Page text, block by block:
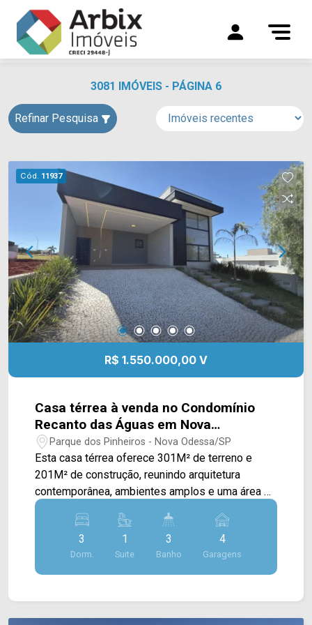
3081 IMÓVEIS - PÁGINA 6
Refinar Pesquisa
Cód. 11937
R$ 1.550.000,00 V
Casa térrea à venda no Condomínio
Recanto das Águas em Nova
Odessa/SP
Parque dos Pinheiros - Nova Odessa/SP
Esta casa térrea oferece 301M² de terreno e
201M² de construção, reunindo arquitetura
contemporânea, ambientes amplos e uma área de
lazer completa, proporcionando conforto,
sofisticação e qualidade de vida em um
condomínio de alto padrão. A área social conta
com ampla sala de estar e sala de jantar
integradas, valorizadas pelo pé-direito duplo, que
3
Dorm.
1
Suite
3
Banho
4
Garagens